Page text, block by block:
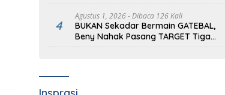
4
Agustus 1, 2026- Dibaca 126 Kali
BUKAN Sekadar Bermain GATEBAL,
Beny Nahak Pasang TARGET Tiga
Emas PON 2028